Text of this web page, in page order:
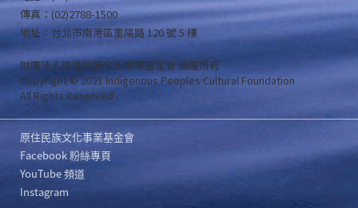
傳真：(02)2788-1500
地址：台北市南港區重陽路 120 號 5 樓
財團法人原住民族文化事業基金會 版權所有
Copyright © 2021 Indigenous Peoples Cultural Foundation
All Rights Reserved .
原住民族文化事業基金會
Facebook 粉絲專頁
YouTube 頻道
Instagram